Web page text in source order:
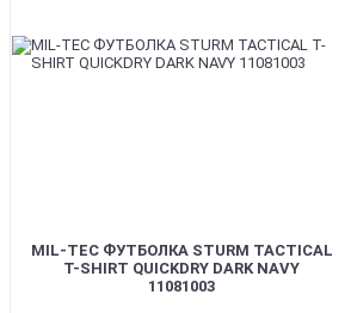
MIL-TEC ФУТБОЛКА STURM TACTICAL
T-SHIRT QUICKDRY DARK NAVY
11081003